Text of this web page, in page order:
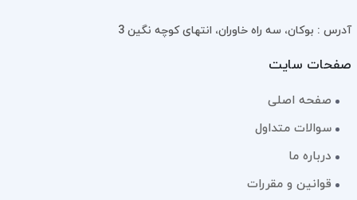
آدرس : بوکان، سه راه خاوران، انتهای کوچه نگین 3
صفحات سایت
صفحه اصلی
سوالات متداول
درباره ما
قوانین و مقررات